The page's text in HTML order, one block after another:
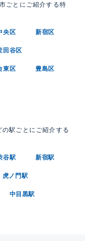
ごとにご紹介する特
央区 新宿区
田谷区
東区 豊島区
駅ごとにご紹介する
谷駅 新宿駅
虎ノ門駅
中目黒駅